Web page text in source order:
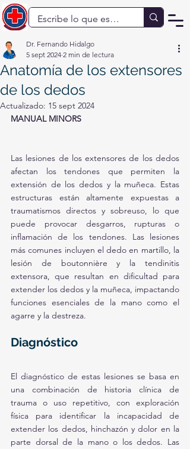
Anatomía de los extensores
de los dedos
Dr. Fernando Hidalgo
5 sept 2024 2 min de lectura
Actualizado: 15 sept 2024
MANUAL MINORS
Las lesiones de los extensores de los dedos
afectan los tendones que permiten la
extensión de los dedos y la muñeca. Estas
estructuras están altamente expuestas a
traumatismos directos y sobreuso, lo que
puede provocar desgarros, rupturas o
inflamación de los tendones. Las lesiones
más comunes incluyen el dedo en martillo, la
lesión de boutonnière y la tendinitis
extensora, que resultan en dificultad para
extender los dedos y la muñeca, impactando
funciones esenciales de la mano como el
agarre y la destreza.
Diagnóstico
El diagnóstico de estas lesiones se basa en
una combinación de historia clínica de
trauma o uso repetitivo, con exploración
física para identificar la incapacidad de
extender los dedos, hinchazón y dolor en la
parte dorsal de la mano o los dedos. Las